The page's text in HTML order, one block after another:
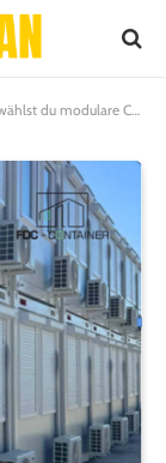
statt des klassischen Baus?